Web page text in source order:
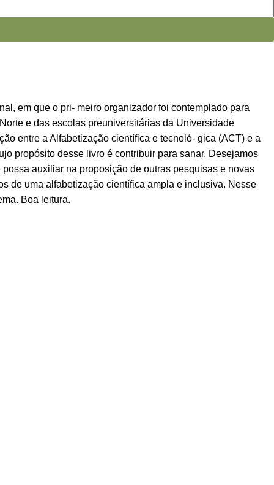
em que o pri- meiro organizador foi contemplado para
e das escolas preuniversitárias da Universidade
entre a Alfabetização científica e tecnoló- gica (ACT) e a
propósito desse livro é contribuir para sanar. Desejamos
auxiliar na proposição de outras pesquisas e novas
de uma alfabetização científica ampla e inclusiva. Nesse
Boa leitura.